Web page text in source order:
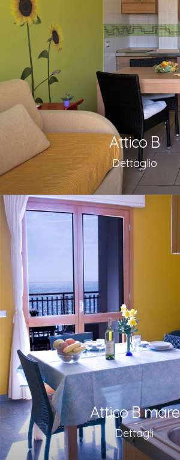
Attico B
Dettaglio
Attico B mare
Dettagli